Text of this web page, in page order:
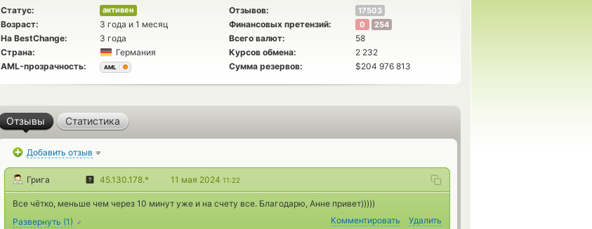
Статус: активен Отзывов: 17503
Возраст: 3 года и 1 месяц Финансовых претензий: 0 254
На BestChange: 3 года Всего валют:
58
Страна:
Германия Курсов обмена:
2 232
AML-прозрачность:
AML Сумма резервов: $204 976 813
Отзывы Статистика
Добавить отзыв
Грига 45.130.178.* 11 мая 2024 11:22
Все чётко, меньше чем через 10 минут уже и на счету все. Благодарю, Анне привет)))))
Развернуть (1) Комментировать Удалить